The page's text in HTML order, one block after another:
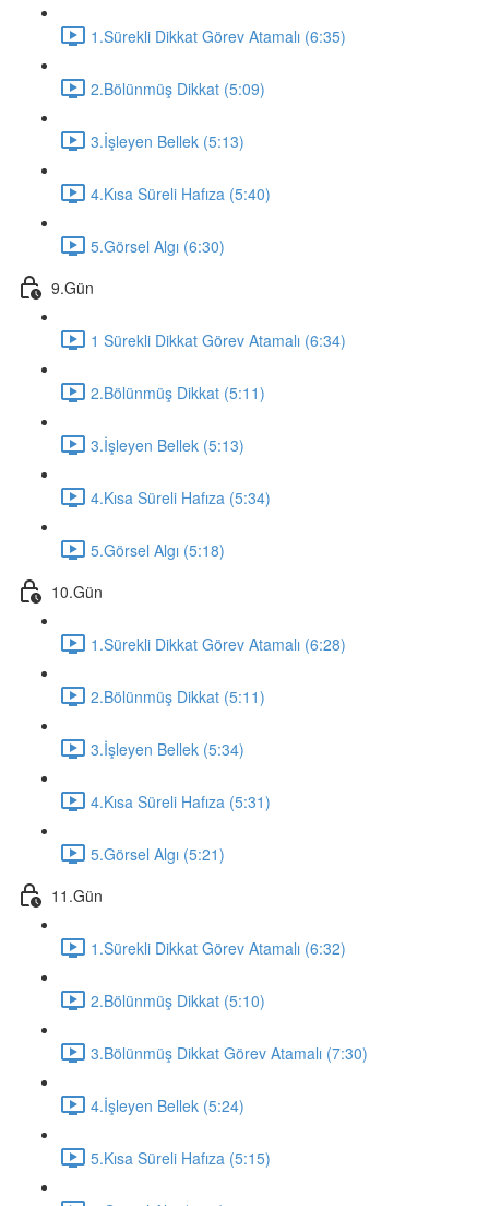
1.Sürekli Dikkat Görev Atamalı (6:35)
2.Bölünmüş Dikkat (5:09)
3.İşleyen Bellek (5:13)
4.Kısa Süreli Hafıza (5:40)
5.Görsel Algı (6:30)
9.Gün
1 Sürekli Dikkat Görev Atamalı (6:34)
2.Bölünmüş Dikkat (5:11)
3.İşleyen Bellek (5:13)
4.Kısa Süreli Hafıza (5:34)
5.Görsel Algı (5:18)
10.Gün
1.Sürekli Dikkat Görev Atamalı (6:28)
2.Bölünmüş Dikkat (5:11)
3.İşleyen Bellek (5:34)
4.Kısa Süreli Hafıza (5:31)
5.Görsel Algı (5:21)
11.Gün
1.Sürekli Dikkat Görev Atamalı (6:32)
2.Bölünmüş Dikkat (5:10)
3.Bölünmüş Dikkat Görev Atamalı (7:30)
4.İşleyen Bellek (5:24)
5.Kısa Süreli Hafıza (5:15)